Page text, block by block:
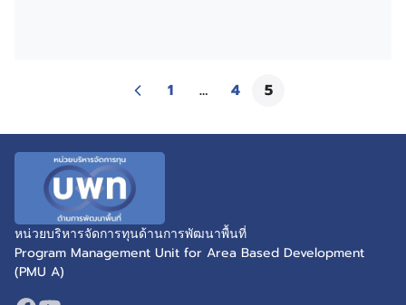
1 … 4 5
หน่วยบริหารจัดการทุนด้านการพัฒนาพื้นที่
Program Management Unit for Area Based Development
(PMU A)